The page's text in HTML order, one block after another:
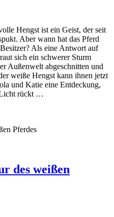
Hengst ist ein Geist, der seit
Aber wann hat das Pferd
Als eine Antwort auf
sich ein schwerer Sturm
Außenwelt abgeschnitten und
weiße Hengst kann ihnen jetzt
und Katie eine Entdeckung,
Licht rückt …
des weißen